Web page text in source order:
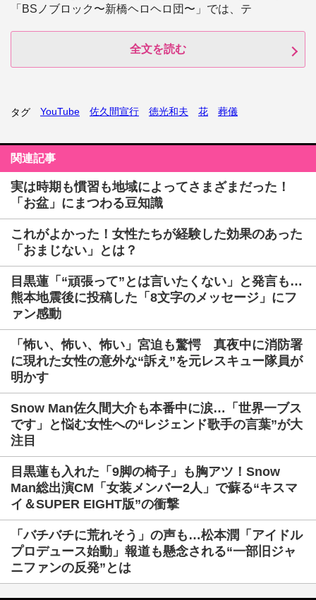
「BSノブロック〜新橋ヘロヘロ団〜」では、テ
全文を読む
タグ YouTube 佐久間宣行 徳光和夫 花 葬儀
関連記事
実は時期も慣習も地域によってさまざまだった！
「お盆」にまつわる豆知識
これがよかった！女性たちが経験した効果のあった
「おまじない」とは？
目黒蓮「“頑張って”とは言いたくない」と発言も…
熊本地震後に投稿した「8文字のメッセージ」にフ
ァン感動
「怖い、怖い、怖い」宮迫も驚愕 真夜中に消防署
に現れた女性の意外な“訴え”を元レスキュー隊員が
明かす
Snow Man佐久間大介も本番中に涙…「世界一ブス
です」と悩む女性への“レジェンド歌手の言葉”が大
注目
目黒蓮も入れた「9脚の椅子」も胸アツ！Snow
Man総出演CM「女装メンバー2人」で蘇る“キスマ
イ＆SUPER EIGHT版”の衝撃
「バチバチに荒れそう」の声も…松本潤「アイドル
プロデュース始動」報道も懸念される“一部旧ジャ
ニファンの反発”とは